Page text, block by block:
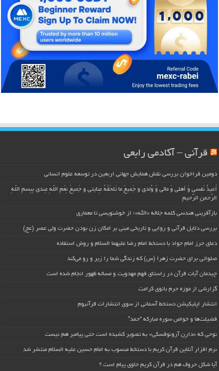
قرآنی – آکادمی رابعی
دومین فراخوان بررسی نقش همایش جهانی اربعین در توسعه علوم انسانی
اُعیذُ نَفسی وَ أهلی وَ مالی وَ وُلدی و جَمیعَ ما تَلحَقُهُ عِنایتی و جَمیعَ نِعَمِ اللّهِ عِندی بِبِسمِ اللّهِ
الرَّحمنِ الرَّحیمِ
بازآفرینی هندسی کلمه جلاله «الله»؛ از خوشنویسی تا معماری
بررسی دلایل قرآنی و روایی و تاریخی مبنی بر امکان زن بودن حضرت ولی عصر (عج)
دعای حرز امام جواد با دستخط امام رضا علیهما السلام و روش استفاده
صلواتی برای حضرت زهرا (س) که زندگی شما را زیر و رو می‌کند
چیدمان آیات قرآن در راستای فهم مهدویت و مساله ظهور انجام شده است
گزارشی از موزه حرم بانوی کرامت
انتشار اپلیکیشن دستخط آسمانی از سوی انتشارات قرآنیوم
فضیلت‌ها و خواص سوره مبارکه “حمد”
نوحی که «دارِن آرونوفسکی» به تصویر کشیده است حتی پیامبر هم نیست
نرم افزار آنلاین قرآن کریم با دستخط منسوب به امام حسین علیه السلام منتشر شد
آیا شکل حروف هم در قرآن کریم حاوی پیام است ؟